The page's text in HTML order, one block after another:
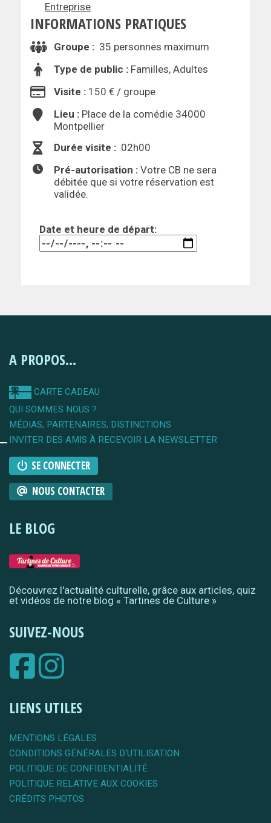
Entreprise
INFORMATIONS PRATIQUES
Groupe : 35 personnes maximum
Type de public : Familles, Adultes
Visite : 150 € / groupe
Lieu : Place de la comédie 34000
Montpellier
Durée visite : 02h00
Pré-autorisation : Votre CB ne sera
débitée que si votre réservation est
validée.
Date et heure de départ:
A PROPOS...
CARTE CADEAU
QUI SOMMES NOUS ?
MÉDIAS, PARTENAIRES, DISTINCTIONS
INVITER DES AMIS À RECEVOIR LA NEWSLETTER
SE CONNECTER
NOUS CONTACTER
LE BLOG
Découvrez l'actualité culturelle, grâce aux articles, quiz
et vidéos de notre blog « Tartines de Culture »
SUIVEZ-NOUS
LIENS UTILES
MENTIONS LÉGALES
CONDITIONS GÉNÉRALES D'UTILISATION
POLITIQUE DE CONFIDENTIALITÉ
POLITIQUE RELATIVE AUX COOKIES
CRÉDITS PHOTOS